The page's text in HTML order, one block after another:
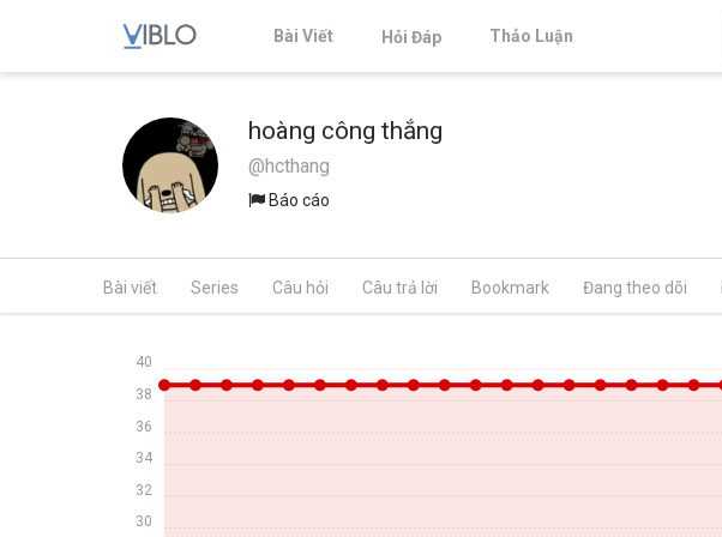
Bài Viết Hỏi Đáp Thảo Luận
hoàng công thắng
@hcthang
Báo cáo
Bài viết Series Câu hỏi Câu trả lời Bookmark Đang theo dõi
30
32
34
36
38
40